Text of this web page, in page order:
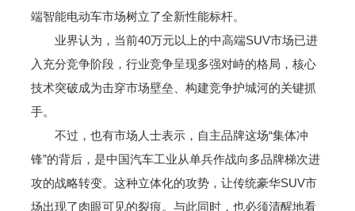
端智能电动车市场树立了全新性能标杆。
业界认为，当前40万元以上的中高端SUV市场已进
入充分竞争阶段，行业竞争呈现多强对峙的格局，核心
技术突破成为击穿市场壁垒、构建竞争护城河的关键抓
手。
不过，也有市场人士表示，自主品牌这场“集体冲
锋”的背后，是中国汽车工业从单兵作战向多品牌梯次进
攻的战略转变。这种立体化的攻势，让传统豪华SUV市
场出现了肉眼可见的裂痕。与此同时，也必须清醒地看